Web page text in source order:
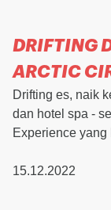
DRIFTING
ARCTIC
Drifting es, naik
dan hotel spa -
Experience yang
15.12.2022